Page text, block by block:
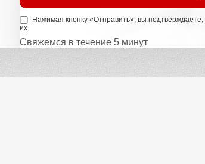
Нажимая кнопку «Отправить», вы подтверждаете,
их.
Свяжемся в течение 5 минут